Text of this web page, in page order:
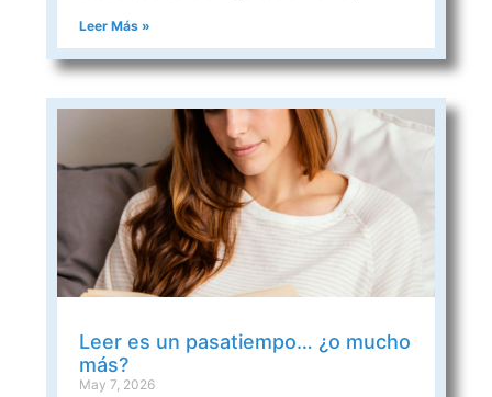
Leer Más »
Leer es un pasatiempo… ¿o mucho
más?
May 7, 2026